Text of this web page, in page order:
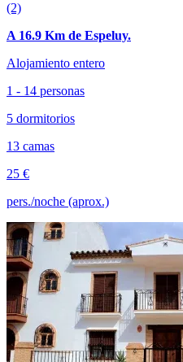
(2)
A 16.9 Km de Espeluy.
Alojamiento entero
1 - 14 personas
5 dormitorios
13 camas
25 €
pers./noche (aprox.)